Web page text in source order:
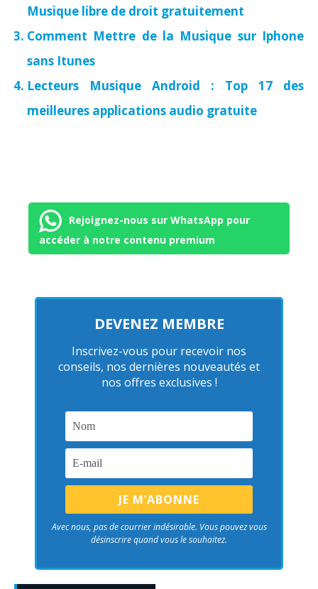
Musique libre de droit gratuitement
Comment Mettre de la Musique sur Iphone
sans Itunes
Lecteurs Musique Android : Top 17 des
meilleures applications audio gratuite
Rejoignez-nous sur WhatsApp pour
accéder à notre contenu premium
DEVENEZ MEMBRE
Inscrivez-vous pour recevoir nos
conseils, nos dernières nouveautés et
nos offres exclusives !
Avec nous, pas de courrier indésirable. Vous pouvez vous
désinscrire quand vous le souhaitez.